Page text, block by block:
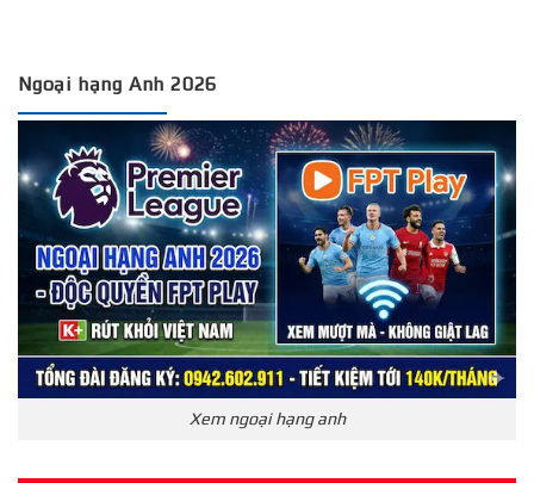
Ngoại hạng Anh 2026
Xem ngoại hạng anh